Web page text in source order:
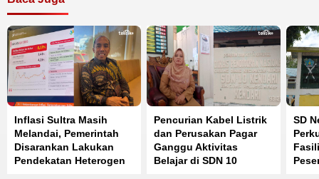
Inflasi Sultra Masih
Melandai, Pemerintah
Disarankan Lakukan
Pendekatan Heterogen
Pencurian Kabel Listrik
dan Perusakan Pagar
Ganggu Aktivitas
Belajar di SDN 10
SD